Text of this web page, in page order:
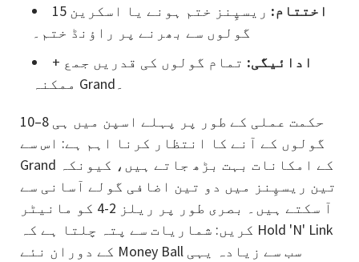
اختتام:
ریسپِنز ختم ہونے یا اسکرین 15
گولوں سے بھرنے پر راؤنڈ ختم۔
ادائیگی: تمام گولوں کی قدریں جمع +
حکمت عملی کے طور پر پہلے اسپن میں ہی 8–10
گولوں کے آنے کا انتظار کرنا اہم ہے: اس سے
Grand کے امکانات بہت بڑھ جاتے ہیں، کیونکہ
تین ریسپِنز میں دو تین اضافی گولے آسانی سے
آ سکتے ہیں۔ بصری طور پر ریلز 2-4 کو مانیٹر
کریں: شماریات سے پتہ چلتا ہے کہ Hold 'N' Link
کے دوران نئے Money Ball سب سے زیادہ یہی